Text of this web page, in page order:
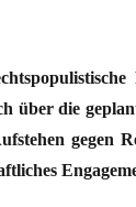
über die
gegen